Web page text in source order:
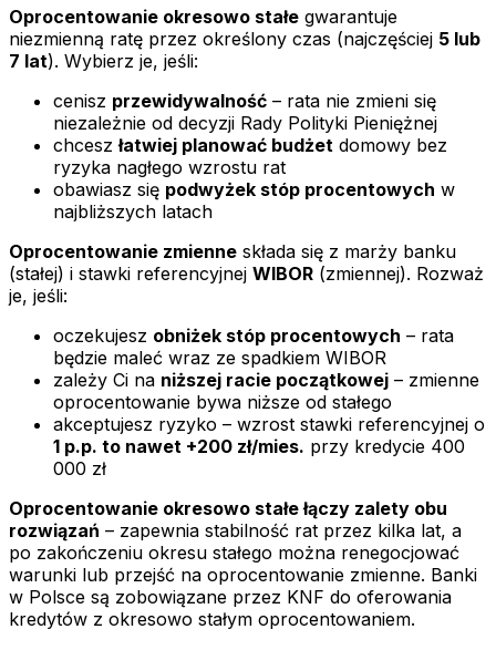
Oprocentowanie okresowo stałe gwarantuje
niezmienną ratę przez określony czas (najczęściej 5 lub
7 lat). Wybierz je, jeśli:
cenisz przewidywalność – rata nie zmieni się
niezależnie od decyzji Rady Polityki Pieniężnej
chceszłatwiej planować budżet domowy bez
ryzyka nagłego wzrostu rat
obawiasz się podwyżek stóp procentowych w
najbliższych latach
Oprocentowanie zmienne składa się z marży banku
(stałej) i stawki referencyjnej WIBOR (zmiennej). Rozważ
je, jeśli:
oczekujesz obniżek stóp procentowych – rata
będzie maleć wraz ze spadkiem WIBOR
zależy Ci na niższej racie początkowej – zmienne
oprocentowanie bywa niższe od stałego
akceptujesz ryzyko – wzrost stawki referencyjnej o
1 p.p. to nawet +200 zł/mies. przy kredycie 400
000 zł
Oprocentowanie okresowo stałe łączy zalety obu
rozwiązań – zapewnia stabilność rat przez kilka lat, a
po zakończeniu okresu stałego można renegocjować
warunki lub przejść na oprocentowanie zmienne. Banki
w Polsce są zobowiązane przez KNF do oferowania
kredytów z okresowo stałym oprocentowaniem.